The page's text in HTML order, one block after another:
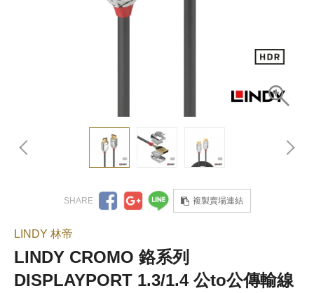
複製賣場連結
LINDY 林帝
LINDY CROMO 鉻系列
DISPLAYPORT 1.3/1.4 公to公傳輸線